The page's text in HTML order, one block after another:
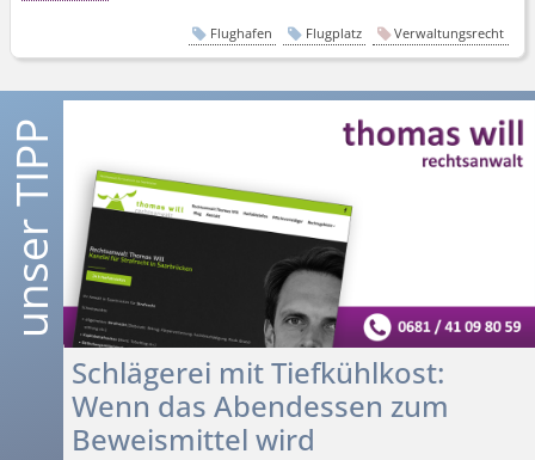
Flughafen Flugplatz Verwaltungsrecht
Schlägerei mit Tiefkühlkost:
Wenn das Abendessen zum
Beweismittel wird